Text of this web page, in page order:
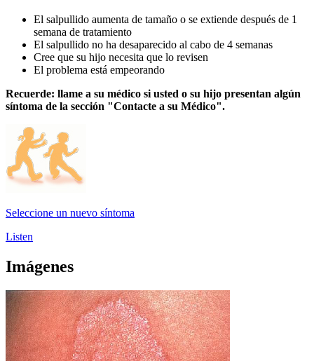
El salpullido aumenta de tamaño o se extiende después de 1
semana de tratamiento
El salpullido no ha desaparecido al cabo de 4 semanas
Cree que su hijo necesita que lo revisen
El problema está empeorando
Recuerde: llame a su médico si usted o su hijo presentan algún
síntoma de la sección "Contacte a su Médico".
Seleccione un nuevo síntoma
Listen
Imágenes